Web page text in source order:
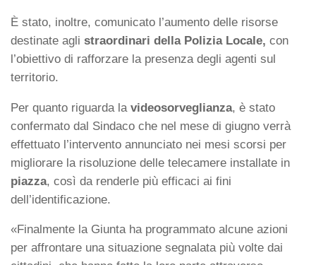
È stato, inoltre, comunicato l’aumento delle risorse
destinate agli straordinari della Polizia Locale, con
l’obiettivo di rafforzare la presenza degli agenti sul
territorio.
Per quanto riguarda la videosorveglianza, è stato
confermato dal Sindaco che nel mese di giugno verrà
effettuato l’intervento annunciato nei mesi scorsi per
migliorare la risoluzione delle telecamere installate in
piazza, così da renderle più efficaci ai fini
dell’identificazione.
«Finalmente la Giunta ha programmato alcune azioni
per affrontare una situazione segnalata più volte dai